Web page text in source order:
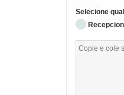
Selecione